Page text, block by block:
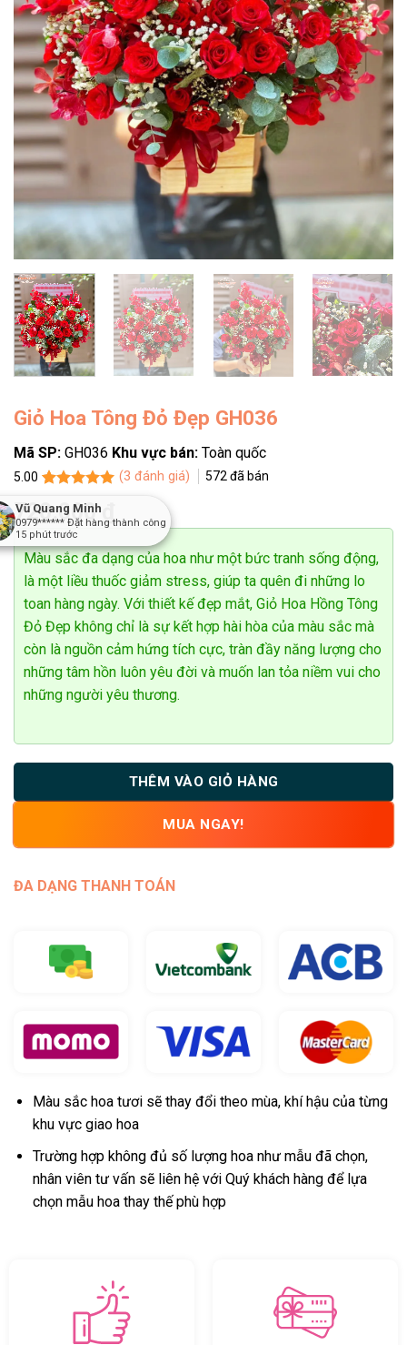
Giỏ Hoa Tông Đỏ Đẹp GH036
Mã SP: GH036 Khu vực bán: Toàn quốc
5.00
dựa trên
đánh giá
(3 đánh giá) 572 đã bán
720.000
Màu sắc đa dạng của hoa như một bức tranh sống động,
là một liều thuốc giảm stress, giúp ta quên đi những lo
toan hàng ngày. Với thiết kế đẹp mắt, Giỏ Hoa Hồng Tông
Đỏ Đẹp không chỉ là sự kết hợp hài hòa của màu sắc mà
còn là nguồn cảm hứng tích cực, tràn đầy năng lượng cho
những tâm hồn luôn yêu đời và muốn lan tỏa niềm vui cho
những người yêu thương.
THÊM VÀO GIỎ HÀNG
MUA NGAY!
ĐA DẠNG THANH TOÁN
Màu sắc hoa tươi sẽ thay đổi theo mùa, khí hậu của từng
khu vực giao hoa
Trường hợp không đủ số lượng hoa như mẫu đã chọn,
nhân viên tư vấn sẽ liên hệ với Quý khách hàng để lựa
chọn mẫu hoa thay thế phù hợp
Vũ Quang Minh
0979******Đặt hàng thành công
15phút trước